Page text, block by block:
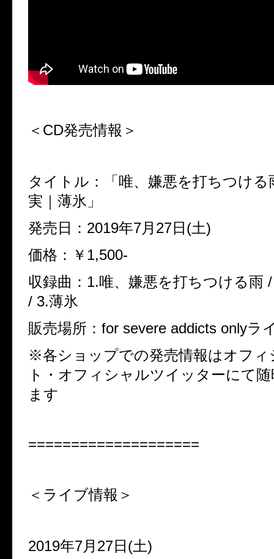
＜CD発売情報＞
タイトル：「唯、嫌悪を打ちつける
実｜薄氷」
発売日：2019年7月27日(土)
価格：￥1,500-
収録曲：1.唯、嫌悪を打ちつける雨
/ 3.薄氷
販売場所：for severe addicts onlyラ
※各ショップでの発売情報はオフィ
ト・オフィシャルツイッターにて
ます
====================
＜ライブ情報＞
2019年7月27日(土)